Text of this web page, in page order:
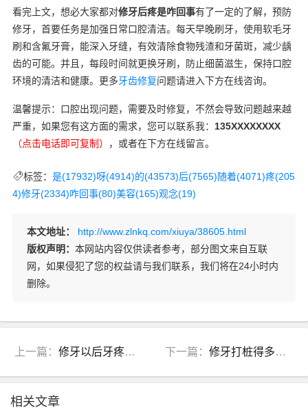
看完上文，想必大家都对修牙后疼是咋回事有了一定的了解，预防
修牙，首要任务是加强日常口腔清洁。每天早晚刷牙，使用软毛牙
刷和含氟牙膏，能深入牙缝，有效清除食物残渣和牙菌斑，减少龋
齿的可能。并且，每段时间就更换牙刷，防止细菌滋生，保持口腔
环境的清洁和健康。更多牙齿修复问题请进入下方在线咨询。
温馨提示：口腔出现问题，需要及时修复，不然会导致问题越来越
严重，如果您有这方面的需求，您可以联系我： 135XXXXXXXX
（点击电话即可复制）
，或者在下方在线留言。
标签： 是(17932)呀(4914)的(43573)后(7565)随着(4071)疼(205
4)修牙(2334)咋回事(80)美容(165)观念(19)
本文地址：
http://www.zlnkq.com/xiuya/38605.html
版权声明： 本网站内容仅供读者参考，部分图文来自互联
网，如果侵犯了您的权益请与我们联系，我们将在24小时内
删除。
上一篇： 修牙以后牙疼吃什么药最好用(修完牙之后牙疼吃什么药) 下一篇：修牙打桩得多少钱(修牙打桩得多少钱啊)
相关文章